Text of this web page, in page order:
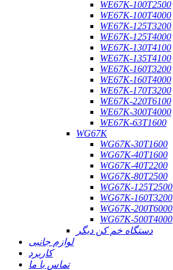
WE67K-100T2500
WE67K-100T4000
WE67K-125T3200
WE67K-125T4000
WE67K-130T4100
WE67K-135T4100
WE67K-160T3200
WE67K-160T4000
WE67K-170T3200
WE67K-220T6100
WE67K-300T4000
WE67K-63T1600
WG67K
WG67K-30T1600
WG67K-40T1600
WG67K-40T2200
WG67K-80T2500
WG67K-125T2500
WG67K-160T3200
WG67K-200T6000
WG67K-500T4000
دستگاه خم کن دیگر
لوازم جانبی
کاربرد
تماس با ما